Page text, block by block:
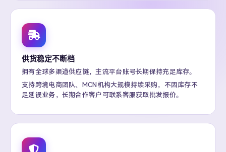
供货稳定不断档
拥有全球多渠道供应链，主流平台账号长期保持充足库存。
支持跨境电商团队、MCN机构大规模持续采购，不因库存不
足延误业务，长期合作客户可联系客服获取批发报价。